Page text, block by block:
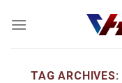
TAG ARCHIVES: